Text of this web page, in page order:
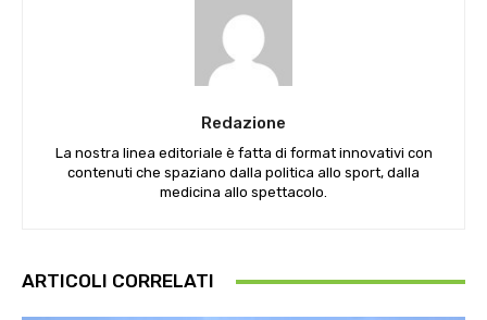
Redazione
La nostra linea editoriale è fatta di format innovativi con
contenuti che spaziano dalla politica allo sport, dalla
medicina allo spettacolo.
ARTICOLI CORRELATI